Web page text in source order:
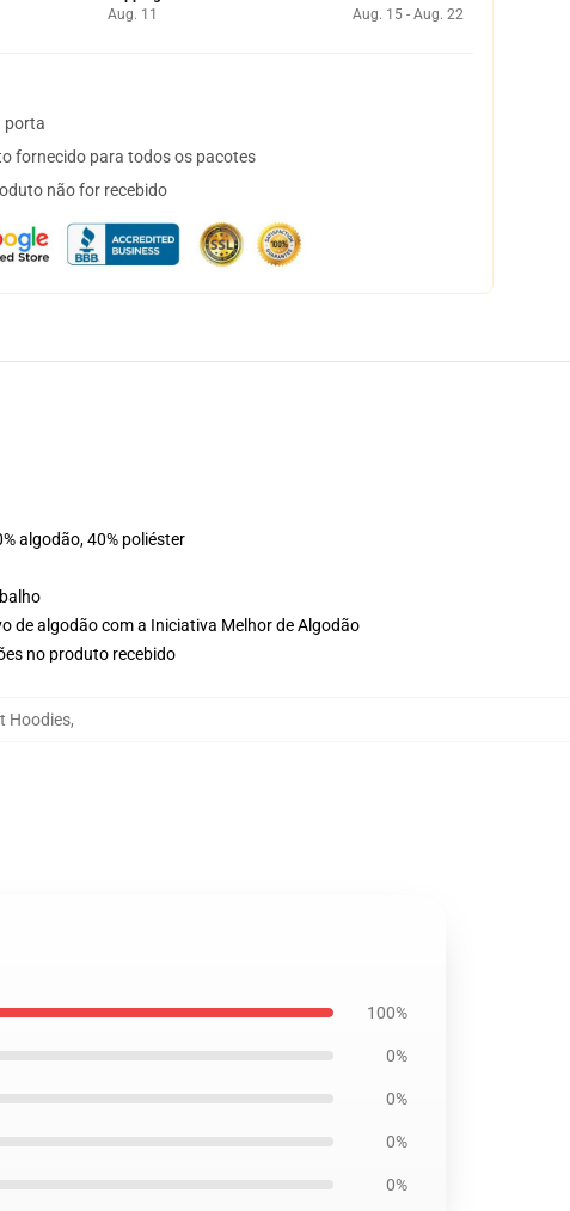
Aug. 11
Aug. 15 - Aug. 22
porta
fornecido para todos os pacotes
não for recebido
algodão, 40% poliéster
de algodão com a Iniciativa Melhor de Algodão
no produto recebido
Hoodies,
100%
0%
0%
0%
0%